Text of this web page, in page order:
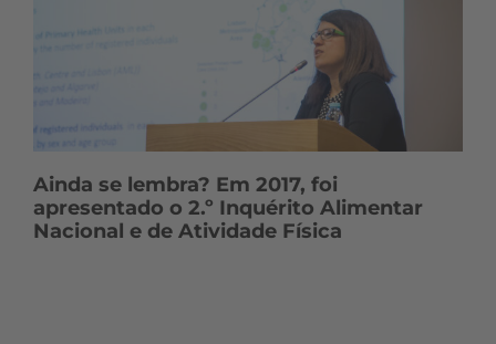
Ainda se lembra? Em 2017, foi
apresentado o 2.º Inquérito Alimentar
Nacional e de Atividade Física